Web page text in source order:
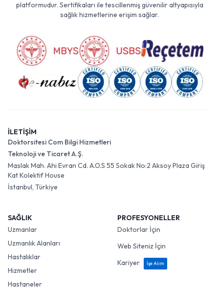
platformudur. Sertifikaları ile tescillenmiş güvenilir altyapısıyla
sağlık hizmetlerine erişim sağlar.
İLETİŞİM
Doktorsitesi Com Bilgi Hizmetleri
Teknoloji ve Ticaret A.Ş.
Maslak Mah. Ahi Evran Cd. A.O.S 55 Sokak No:2 Aksoy Plaza Giriş
Kat Kolektif House
İstanbul, Türkiye
SAĞLIK
Uzmanlar
Uzmanlık Alanları
Hastalıklar
Hizmetler
Hastaneler
PROFESYONELLER
Doktorlar İçin
Web Siteniz İçin
Kariyer
İşe Alım